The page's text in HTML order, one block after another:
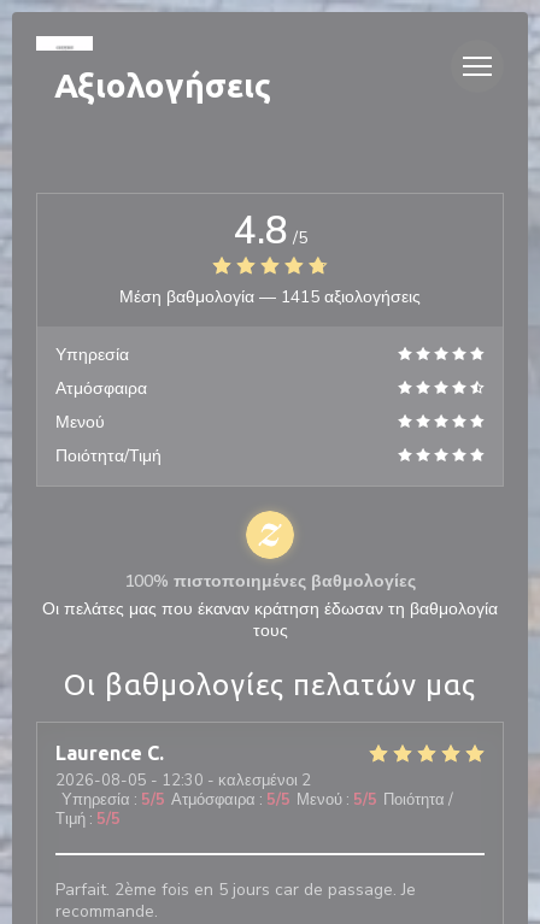
Πίνακας διαχείρισης "Μπισκότων" (Cookies)
Αξιολογήσεις
Οι βαθμολογίες πελατών μας
Laurence C
2026-08-05 - 12:30 - καλεσμένοι 2
Υπηρεσία : 5/5 Ατμόσφαιρα : 5/5 Μενού : 5/5 Ποιότητα /
Τιμή : 5/5
Parfait. 2ème fois en 5 jours car de passage. Je
recommande.
4.8 /5
Μέση βαθμολογία — 1415 αξιολογήσεις
Υπηρεσία
Ατμόσφαιρα
Μενού
Ποιότητα/Τιμή
100% πιστοποιημένες βαθμολογίες
Οι πελάτες μας που έκαναν κράτηση έδωσαν τη βαθμολογία
τους